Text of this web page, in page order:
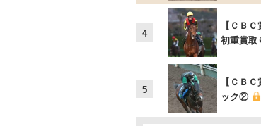
4
【ＣＢ
初重賞取
5
【ＣＢ
ック②